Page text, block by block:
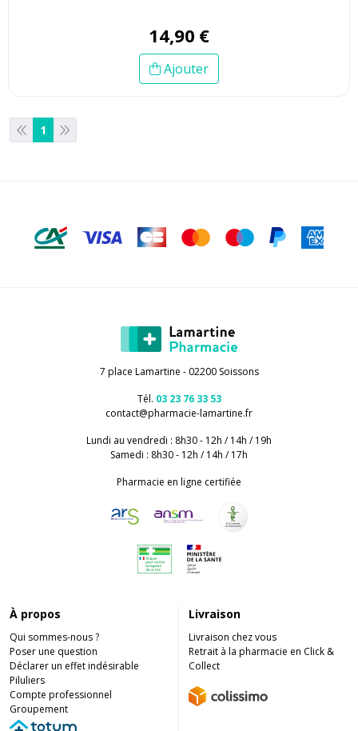
14,90 €
Ajouter
1
7 place Lamartine - 02200 Soissons
Tél. 03 23 76 33 53
contact@pharmacie-lamartine.fr
Lundi au vendredi : 8h30 - 12h / 14h / 19h
Samedi : 8h30 - 12h / 14h / 17h
Pharmacie en ligne certifiée
À propos
Qui sommes-nous ?
Poser une question
Déclarer un effet indésirable
Piluliers
Compte professionnel
Groupement
Livraison
Livraison chez vous
Retrait à la pharmacie en Click &
Collect